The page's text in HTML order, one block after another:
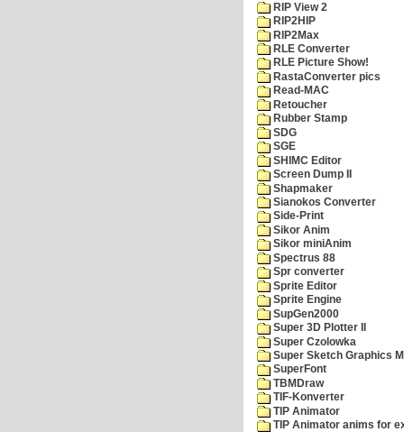
RIP View 2
RIP2HIP
RIP2Max
RLE Converter
RLE Picture Show!
RastaConverter pics
Read-MAC
Retoucher
Rubber Stamp
SDG
SGE
SHIMC Editor
Screen Dump II
Shapmaker
Sianokos Converter
Side-Print
Sikor Anim
Sikor miniAnim
Spectrus 88
Spr converter
Sprite Editor
Sprite Engine
SupGen2000
Super 3D Plotter II
Super Czolowka
Super Sketch Graphics
SuperFont
TBMDraw
TIF-Konverter
TIP Animator
TIP Animator anims for